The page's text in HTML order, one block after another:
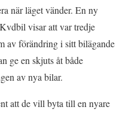
när läget vänder. En ny
visar att var tredje
av förändring i sitt bilägande
ge en skjuts åt både
av nya bilar.
att de vill byta till en nyare